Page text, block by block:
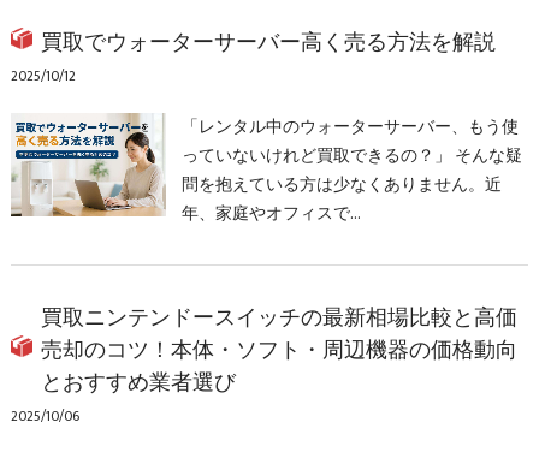
買取でウォーターサーバー高く売る方法を解説
2025/10/12
「レンタル中のウォーターサーバー、もう使
っていないけれど買取できるの？」 そんな疑
問を抱えている方は少なくありません。近
年、家庭やオフィスで…
買取ニンテンドースイッチの最新相場比較と高価
売却のコツ！本体・ソフト・周辺機器の価格動向
とおすすめ業者選び
2025/10/06